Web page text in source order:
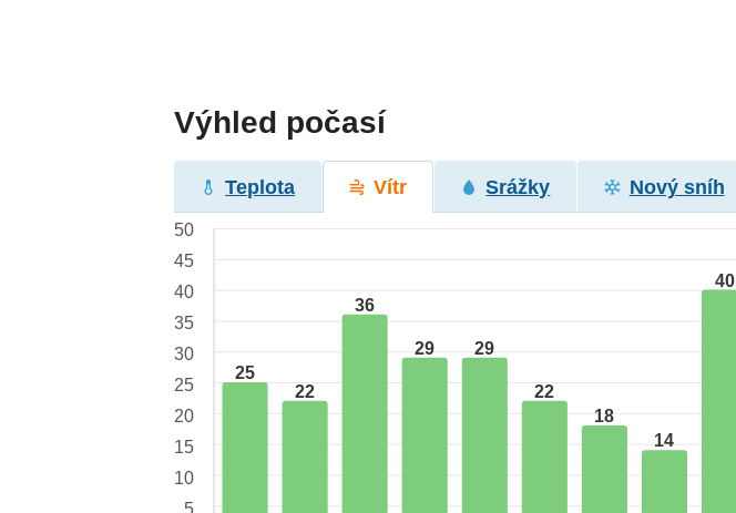
Výhled počasí
Teplota Vítr Srážky Nový sníh
25
22
36
29 29
22
18
14
40
50
45
40
35
30
25
20
15
10